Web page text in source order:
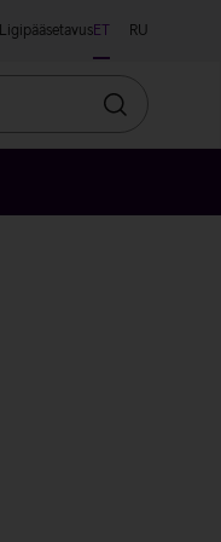
LigipääsetavusET RU
Otsin